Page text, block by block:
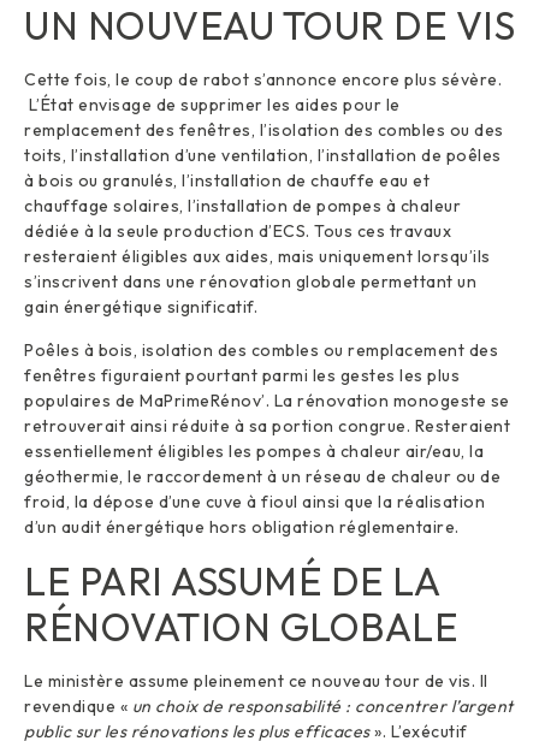
UN NOUVEAU TOUR DE VIS
Cette fois, le coup de rabot s’annonce encore plus sévère.
L’État envisage de supprimer les aides pour le
remplacement des fenêtres, l’isolation des combles ou des
toits, l’installation d’une ventilation, l’installation de poêles
à bois ou granulés, l’installation de chauffe eau et
chauffage solaires, l’installation de pompes à chaleur
dédiée à la seule production d’ECS. Tous ces travaux
resteraient éligibles aux aides, mais uniquement lorsqu’ils
s’inscrivent dans une rénovation globale permettant un
gain énergétique significatif.
Poêles à bois, isolation des combles ou remplacement des
fenêtres figuraient pourtant parmi les gestes les plus
populaires de MaPrimeRénov’. La rénovation monogeste se
retrouverait ainsi réduite à sa portion congrue. Resteraient
essentiellement éligibles les pompes à chaleur air/eau, la
géothermie, le raccordement à un réseau de chaleur ou de
froid, la dépose d’une cuve à fioul ainsi que la réalisation
d’un audit énergétique hors obligation réglementaire.
LE PARI ASSUMÉ DE LA
RÉNOVATION GLOBALE
Le ministère assume pleinement ce nouveau tour de vis. Il
revendique « un choix de responsabilité : concentrer l’argent
public sur les rénovations les plus efficaces». L’exécutif